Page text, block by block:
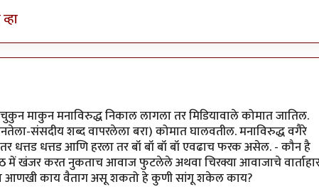
माकुन मनाविरुद्ध निकाल लागला तर मिडियावाले कोमात जातिल.
संसदीय शब्द वापरलेला बरा) कोमात घालवतील. मनाविरुद्ध वगैरे
धत्तड धत्तड आणि हरला तर बॉ बॉ बॉ बॉ एवढाच फरक असेल. - कौन है
खंजर करत नुकताच आवाज फुटलेले अथवा चिरक्या आवाजाचे
आणखी काय वैताग असू शकतो हे कुणी सांगू शकेल काय?